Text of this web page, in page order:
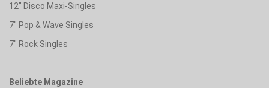
12" Disco Maxi-Singles
7" Pop & Wave Singles
7" Rock Singles
Beliebte Magazine